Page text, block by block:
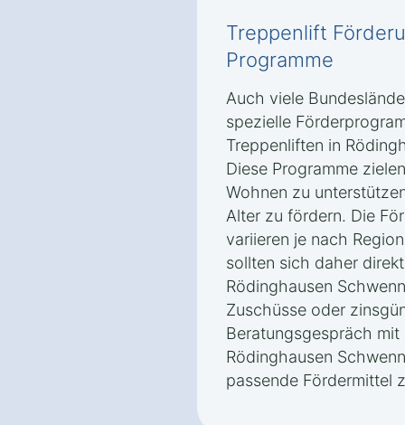
Treppenlift
Programme
Auch viele
spezielle
Treppenliften in
Diese Programme
Wohnen zu
Alter zu fördern. Die
variieren je nach
sollten sich daher
Rödinghausen
Zuschüsse oder
Beratungsgespräch
Rödinghausen
passende Fördermittel